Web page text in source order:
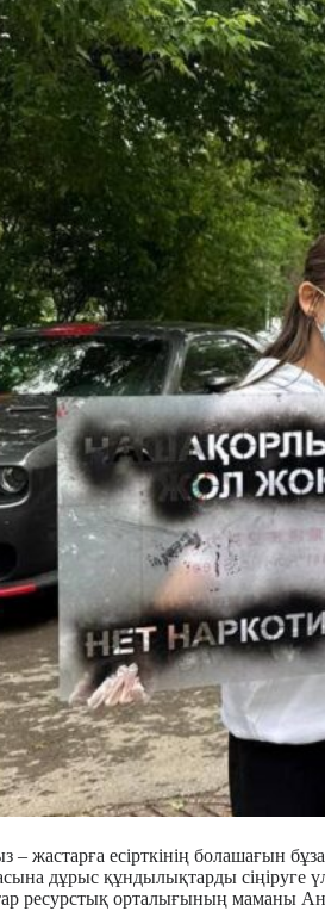
– жастарға есірткінің болашағын
дұрыс құндылықтарды сіңіруге
ресурстық орталығының маманы